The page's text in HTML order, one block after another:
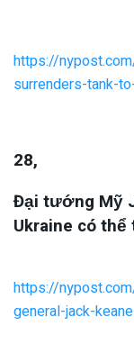
https://
surrenders-tank-
28,
Đại tướng Mỹ
Ukraine có
https://
general-jack-